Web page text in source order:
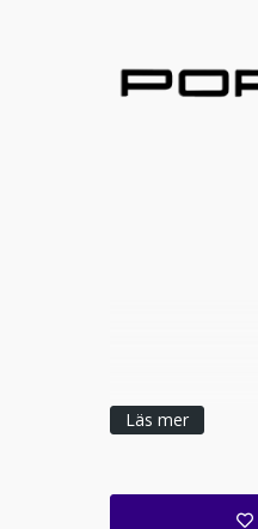
Läs mer